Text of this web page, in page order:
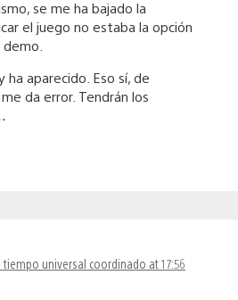
se me ha bajado la
el juego no estaba la opción
ha aparecido. Eso sí, de
da error. Tendrán los
tiempo universal coordinado at 17:56